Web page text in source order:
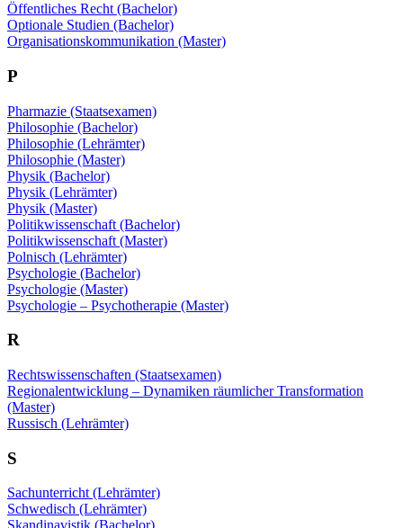
Öffentliches Recht (Bachelor)
Optionale Studien (Bachelor)
Organisationskommunikation (Master)
P
Pharmazie (Staatsexamen)
Philosophie (Bachelor)
Philosophie (Lehrämter)
Philosophie (Master)
Physik (Bachelor)
Physik (Lehrämter)
Physik (Master)
Politikwissenschaft (Bachelor)
Politikwissenschaft (Master)
Polnisch (Lehrämter)
Psychologie (Bachelor)
Psychologie (Master)
Psychologie – Psychotherapie (Master)
R
Rechtswissenschaften (Staatsexamen)
Regionalentwicklung – Dynamiken räumlicher Transformation
(Master)
Russisch (Lehrämter)
S
Sachunterricht (Lehrämter)
Schwedisch (Lehrämter)